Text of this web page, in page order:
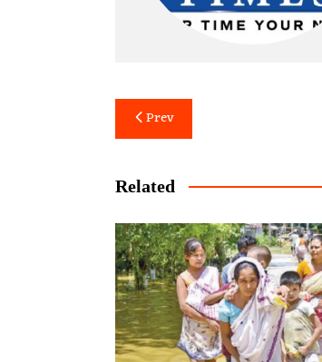
Post
navigation
Prev
Related